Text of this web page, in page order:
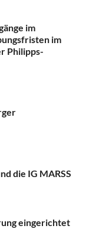
im
im
Philipps-
die IG MARSS
eingerichtet